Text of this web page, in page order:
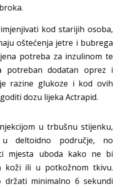
kod starijih osoba,
oštećenja jetre i bubrega
potreba za inzulinom te
potreban dodatan oprez i
razine glukoze i kod ovih
dozu lijeka Actrapid.
u trbušnu stijenku,
deltoidno područje, no
mjesta uboda kako ne bi
koži ili u potkožnom tkivu.
minimalno 6 sekundi